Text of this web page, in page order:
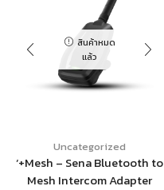
สินค้าหมด
แล้ว
Uncategorized
‘+Mesh – Sena Bluetooth to
Mesh Intercom Adapter